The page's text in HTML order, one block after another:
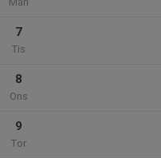
7
Tis
8
Ons
9
Tor